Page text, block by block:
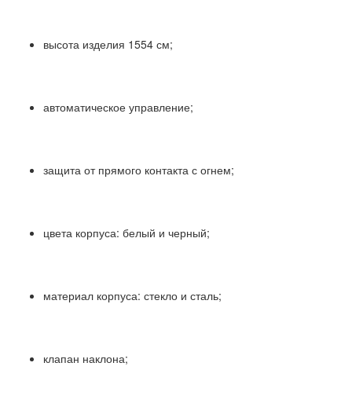
высота изделия 1554 см;
автоматическое управление;
защита от прямого контакта с огнем;
цвета корпуса: белый и черный;
материал корпуса: стекло и сталь;
клапан наклона;